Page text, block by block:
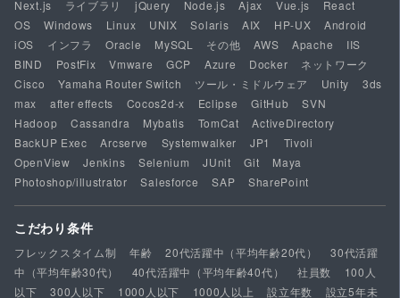
Next.js
ライブラリ jQuery Node.js Ajax Vue.js
React
OS
Windows Linux UNIX Solaris AIX HP-UX
Android
iOS
インフラ Oracle MySQL その他 AWS Apache
IIS
BIND
PostFix Vmware GCP Azure Docker
ネットワーク
Cisco
Yamaha Router Switch ツール・ミドルウェア Unity
3ds
max
after effects Cocos2d-x Eclipse GitHub
SVN
Hadoop
Cassandra Mybatis TomCat
ActiveDirectory
BackUP Exec
Arcserve Systemwalker JP1
Tivoli
OpenView
Jenkins Selenium JUnit Git
Maya
Photoshop/illustrator
Salesforce SAP SharePoint
こだわり条件
フレックスタイム制 年齢 20代活躍中（平均年齢20代）
30代活躍
中（平均年齢30代）
40代活躍中（平均年齢40代） 社員数
100人
以下
300人以下 1000人以下 1000人以上 設立年数 設立5年未